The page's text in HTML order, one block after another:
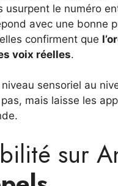
usurpent le numéro
avec une bonne
confirment que
voix réelles.
sensoriel au
mais laisse les
sur